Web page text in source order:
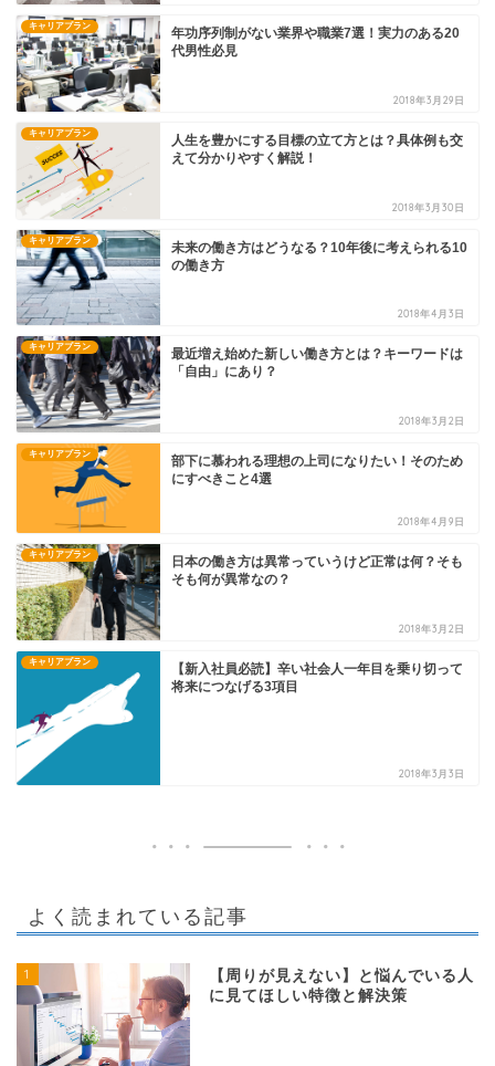
キャリアプラン
年功序列制がない業界や職業7選！実力のある20
代男性必見
2018年3月29日
キャリアプラン
人生を豊かにする目標の立て方とは？具体例も交
えて分かりやすく解説！
2018年3月30日
キャリアプラン
未来の働き方はどうなる？10年後に考えられる10
の働き方
2018年4月3日
キャリアプラン
最近増え始めた新しい働き方とは？キーワードは
「自由」にあり？
2018年3月2日
キャリアプラン
部下に慕われる理想の上司になりたい！そのため
にすべきこと4選
2018年4月9日
キャリアプラン
日本の働き方は異常っていうけど正常は何？そも
そも何が異常なの？
2018年3月2日
キャリアプラン
【新入社員必読】辛い社会人一年目を乗り切って
将来につなげる3項目
2018年3月3日
よく読まれている記事
1
【周りが見えない】と悩んでいる人
に見てほしい特徴と解決策